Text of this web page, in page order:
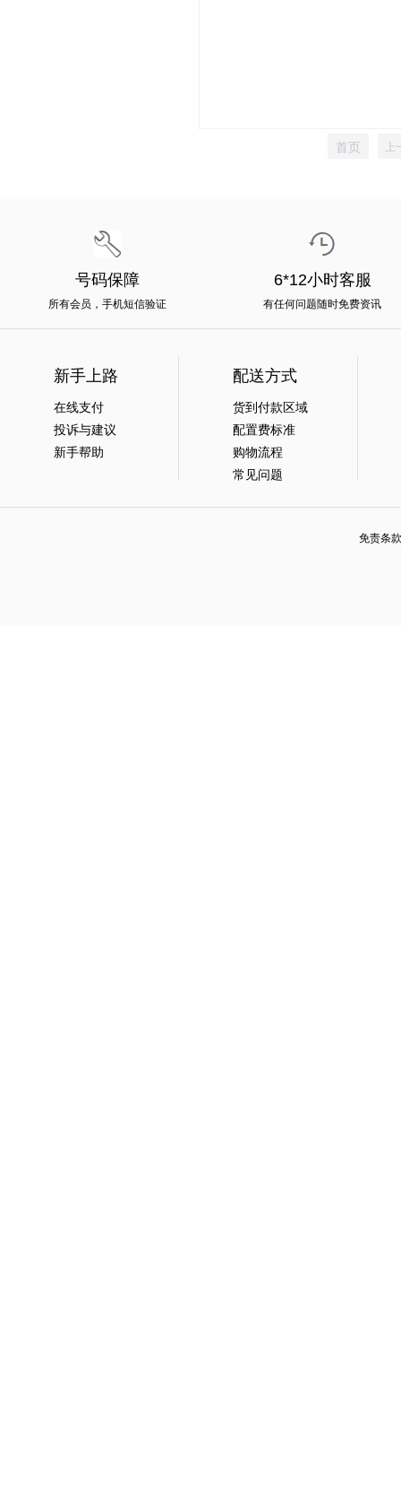
首页 上
号码保障
所有会员，手机短信验证
6*12小时客服
有任何问题随时免费资讯
新手上路
在线支付
投诉与建议
新手帮助
配送方式
货到付款区域
配置费标准
购物流程
常见问题
免责条款